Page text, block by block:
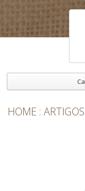
HOME ARTIGOS